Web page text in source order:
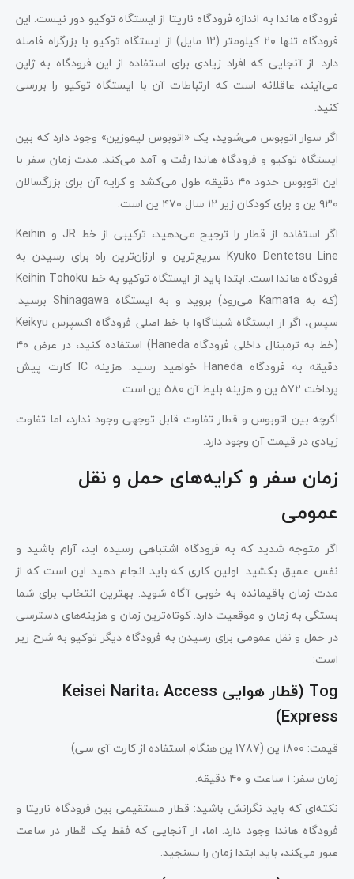
فرودگاه هاندا به اندازه فرودگاه ناریتا از ایستگاه توکیو دور نیست. این
فرودگاه تنها ۲۰ کیلومتر (۱۲ مایل) از ایستگاه توکیو با بزرگراه فاصله
دارد. از آنجایی که افراد زیادی برای استفاده از این فرودگاه به ژاپن
می‌آیند، عاقلانه است که ارتباطات آن با ایستگاه توکیو را بررسی
کنید.
اگر سوار اتوبوس می‌شوید، یک «اتوبوس لیموزین» وجود دارد که بین
ایستگاه توکیو و فرودگاه هاندا رفت و آمد می‌کند. مدت زمان سفر با
این اتوبوس حدود ۴۰ دقیقه طول می‌کشد و کرایه آن برای بزرگسالان
۹۳۰ ین و برای کودکان زیر ۱۲ سال ۴۷۰ ین است.
اگر استفاده از قطار را ترجیح می‌دهید، ترکیبی از خط JR و Keihin
Kyuko Dentetsu Line سریع‌ترین و ارزان‌ترین راه برای رسیدن به
فرودگاه هاندا است. ابتدا باید از ایستگاه توکیو به خط Keihin Tohoku
(که به Kamata می‌رود) بروید و به ایستگاه Shinagawa برسید.
سپس، اگر از ایستگاه شیناگاوا با خط اصلی فرودگاه اکسپرس Keikyu
(خط به ترمینال داخلی فرودگاه Haneda) استفاده کنید، در عرض ۴۰
دقیقه به فرودگاه Haneda خواهید رسید. هزینه IC کارت پیش
پرداخت ۵۷۲ ین و هزینه بلیط آن ۵۸۰ ین است.
اگرچه بین اتوبوس و قطار تفاوت قابل توجهی وجود ندارد، اما تفاوت
زیادی در قیمت آن وجود دارد.
زمان سفر و کرایه‌های حمل و نقل
عمومی
اگر متوجه شدید که به فرودگاه اشتباهی رسیده اید، آرام باشید و
نفس عمیق بکشید. اولین کاری که باید انجام دهید این است که از
مدت زمان باقیمانده به خوبی آگاه شوید. بهترین انتخاب برای شما
بستگی به زمان و موقعیت دارد. کوتاه‌ترین زمان و هزینه‌های دسترسی
در حمل و نقل عمومی برای رسیدن به فرودگاه دیگر توکیو به شرح زیر
است:
Tog (قطار هوایی Keisei Narita، Access
Express)
قیمت: ۱۸۰۰ ین (۱۷۸۷ ین هنگام استفاده از کارت آی سی)
زمان سفر: ۱ ساعت و ۴۰ دقیقه.
نکته‌ای که باید نگرانش باشید: قطار مستقیمی بین فرودگاه ناریتا و
فرودگاه هاندا وجود دارد. اما، از آنجایی که فقط یک قطار در ساعت
عبور می‌کند، باید ابتدا زمان را بسنجید.